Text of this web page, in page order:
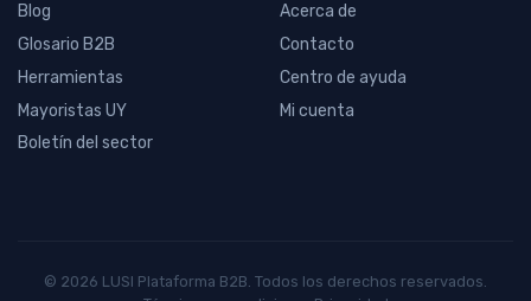
Blog
Glosario B2B
Herramientas
Mayoristas UY
Boletín del sector
Acerca de
Contacto
Centro de ayuda
Mi cuenta
© 2026 LUSI Plataforma B2B. Todos los derechos reservados.